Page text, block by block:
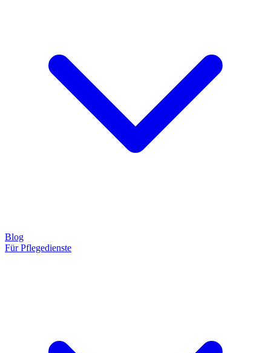
Blog
Für Pflegedienste